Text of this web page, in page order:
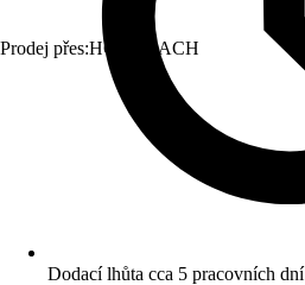
Prodej přes:HORNBACH
Dodací lhůta cca 5 pracovních dní